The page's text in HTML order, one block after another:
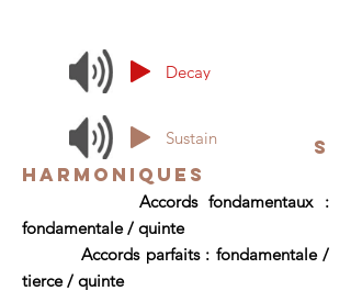
LesZITHERS
HARMONIQUES
Accords fondamentaux :
fondamentale / quinte
Accords parfaits : fondamentale /
tierce / quinte
Decay
Sustain